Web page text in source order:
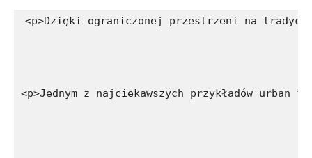
<p>Dzięki ograniczonej przestrzeni na
<p>Jednym z najciekawszych przykładów